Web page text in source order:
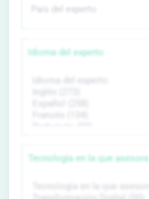
Idioma del experto
Tecnología en la que asesora